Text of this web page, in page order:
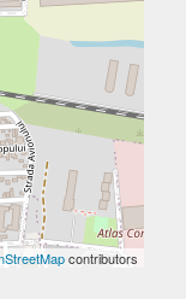
contributors